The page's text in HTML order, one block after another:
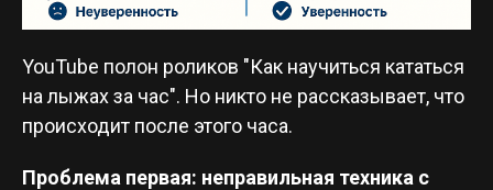
YouTube полон роликов "Как научиться кататься
на лыжах за час". Но никто не рассказывает, что
происходит после этого часа.
Проблема первая: неправильная техника с